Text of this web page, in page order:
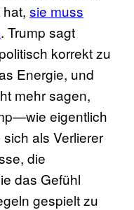
sie muss
. Trump sagt
korrekt zu
Energie, und
mehr sagen,
eigentlich
als Verlierer
die
das Gefühl
gespielt zu